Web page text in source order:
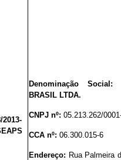
/2013-
Denominação
BRASIL LTDA.
CNPJ nº:05.213.262/
CCA nº:06.300.015-6
Endereço: Rua Palmeira